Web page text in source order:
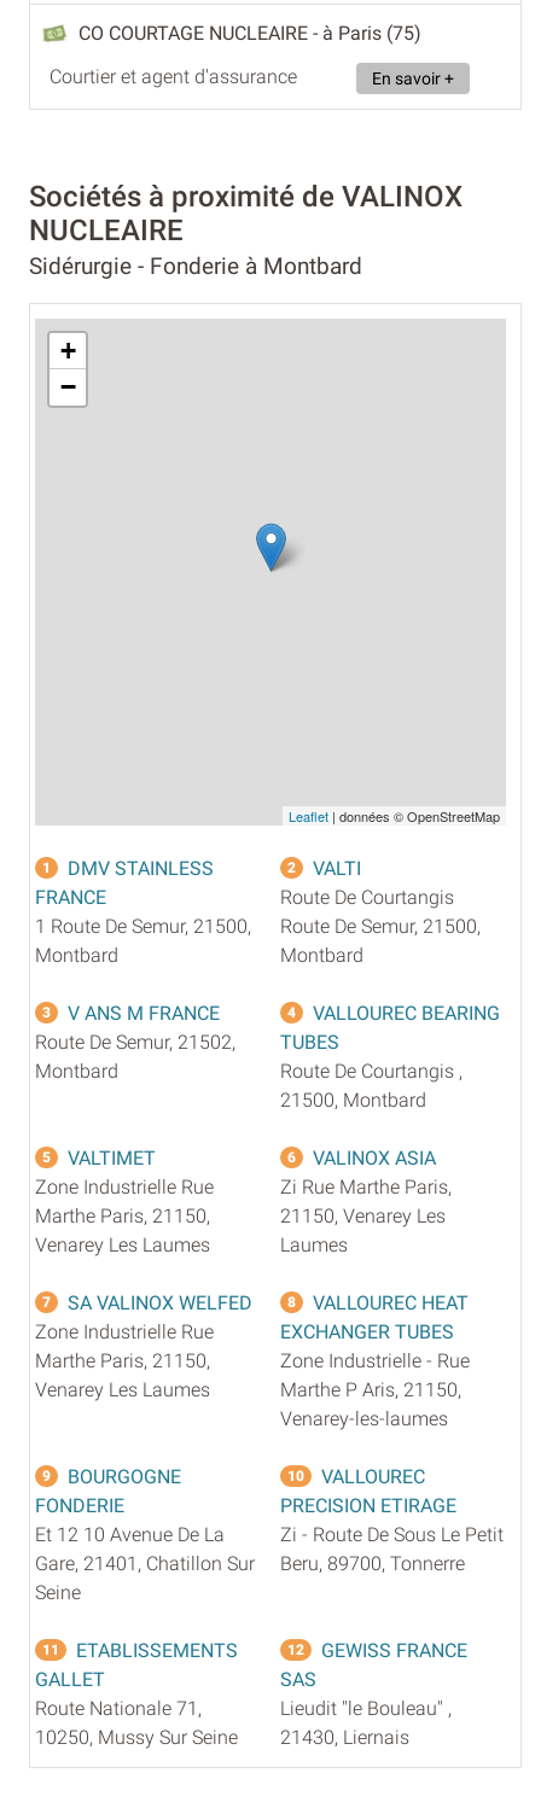
CO COURTAGE NUCLEAIRE - à Paris (75)
Courtier et agent d'assurance
En savoir +
Sociétés à proximité de VALINOX
NUCLEAIRE
Sidérurgie - Fonderie à Montbard
+
−
Leaflet | données © OpenStreetMap
1
DMV STAINLESS
FRANCE
1 Route De Semur, 21500,
Montbard
2
VALTI
Route De Courtangis
Route De Semur, 21500,
Montbard
3
V ANS M FRANCE
Route De Semur, 21502,
Montbard
4
VALLOUREC BEARING
TUBES
Route De Courtangis ,
21500, Montbard
5
VALTIMET
Zone Industrielle Rue
Marthe Paris, 21150,
Venarey Les Laumes
6
VALINOX ASIA
Zi Rue Marthe Paris,
21150, Venarey Les
Laumes
7
SA VALINOX WELFED
Zone Industrielle Rue
Marthe Paris, 21150,
Venarey Les Laumes
8
VALLOUREC HEAT
EXCHANGER TUBES
Zone Industrielle - Rue
Marthe P Aris, 21150,
Venarey-les-laumes
9
BOURGOGNE
FONDERIE
Et 12 10 Avenue De La
Gare, 21401, Chatillon Sur
Seine
10
VALLOUREC
PRECISION ETIRAGE
Zi - Route De Sous Le Petit
Beru, 89700, Tonnerre
11
ETABLISSEMENTS
GALLET
Route Nationale 71,
10250, Mussy Sur Seine
12
GEWISS FRANCE
SAS
Lieudit "le Bouleau" ,
21430, Liernais